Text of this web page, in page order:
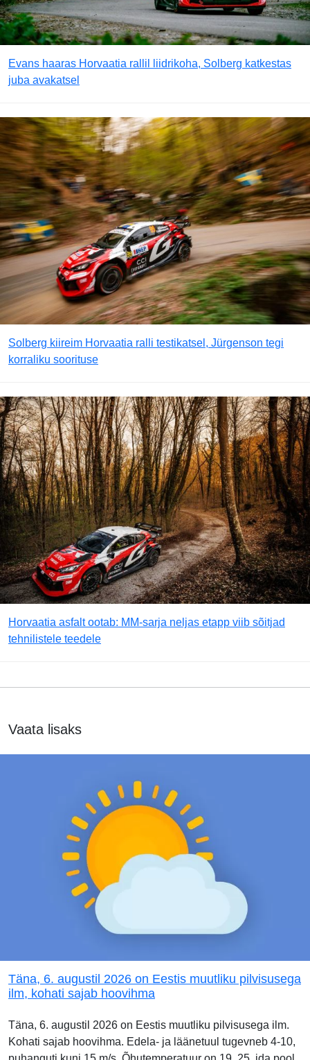
Evans haaras Horvaatia rallil liidrikoha, Solberg katkestas
juba avakatsel
Solberg kiireim Horvaatia ralli testikatsel, Jürgenson tegi
korraliku soorituse
Horvaatia asfalt ootab: MM-sarja neljas etapp viib sõitjad
tehnilistele teedele
Vaata lisaks
Täna, 6. augustil 2026 on Eestis muutliku pilvisusega
ilm, kohati sajab hoovihma
Täna, 6. augustil 2026 on Eestis muutliku pilvisusega ilm.
Kohati sajab hoovihma. Edela- ja läänetuul tugevneb 4-10,